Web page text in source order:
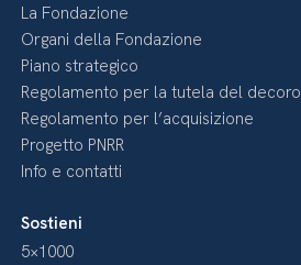
La Fondazione
Organi della Fondazione
Piano strategico
Regolamento per la tutela del decoro
Regolamento per l’acquisizione
Progetto PNRR
Info e contatti
Sostieni
5×1000